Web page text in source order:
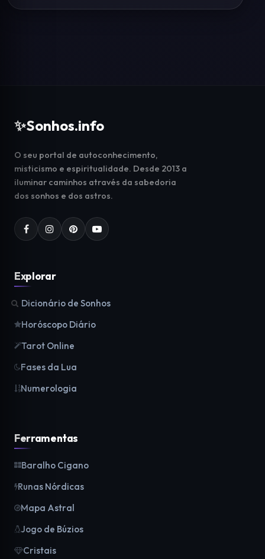
✨Sonhos.info
O seu portal de autoconhecimento,
misticismo e espiritualidade. Desde 2013 a
iluminar caminhos através da sabedoria
dos sonhos e dos astros.
Explorar
Dicionário de Sonhos
Horóscopo Diário
Tarot Online
Fases da Lua
Numerologia
Ferramentas
Baralho Cigano
Runas Nórdicas
Mapa Astral
Jogo de Búzios
Cristais